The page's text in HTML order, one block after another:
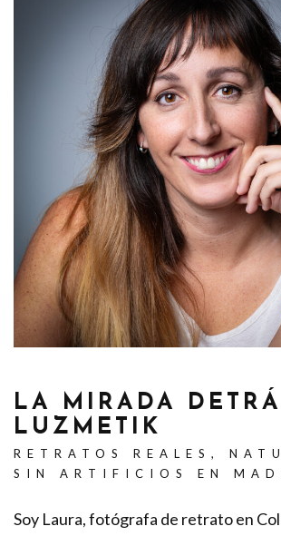
LA MIRADA
LUZMETIK
RETRATOS REALES,
SIN ARTIFICIOS EN
Soy Laura, fotógrafa de retrato en